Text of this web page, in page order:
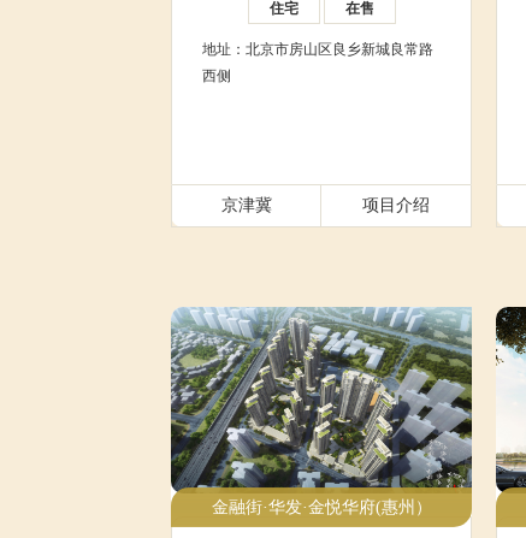
住宅 在售
地址：北京市房山区良乡新城良常路
西侧
京津冀 项目介绍
金融街·华发·金悦华府(惠州）